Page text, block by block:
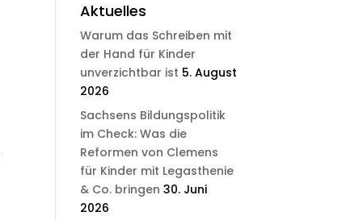
Aktuelles
Warum das Schreiben mit
der Hand für Kinder
unverzichtbar ist 5. August
2026
Sachsens Bildungspolitik
im Check: Was die
Reformen von Clemens
für Kinder mit Legasthenie
& Co. bringen 30. Juni
2026